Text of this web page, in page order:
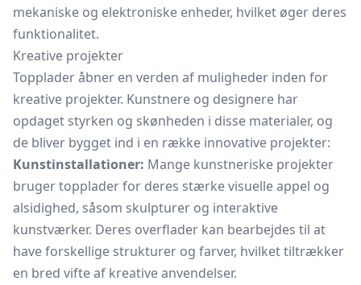
mekaniske og elektroniske enheder, hvilket øger deres
funktionalitet.
Kreative projekter
Topplader åbner en verden af muligheder inden for
kreative projekter. Kunstnere og designere har
opdaget styrken og skønheden i disse materialer, og
de bliver bygget ind i en række innovative projekter:
Kunstinstallationer: Mange kunstneriske projekter
bruger topplader for deres stærke visuelle appel og
alsidighed, såsom skulpturer og interaktive
kunstværker. Deres overflader kan bearbejdes til at
have forskellige strukturer og farver, hvilket tiltrækker
en bred vifte af kreative anvendelser.